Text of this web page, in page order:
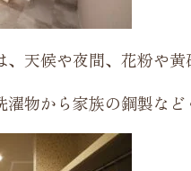
天候や夜間、花粉や黄
物から家族の鋼製な